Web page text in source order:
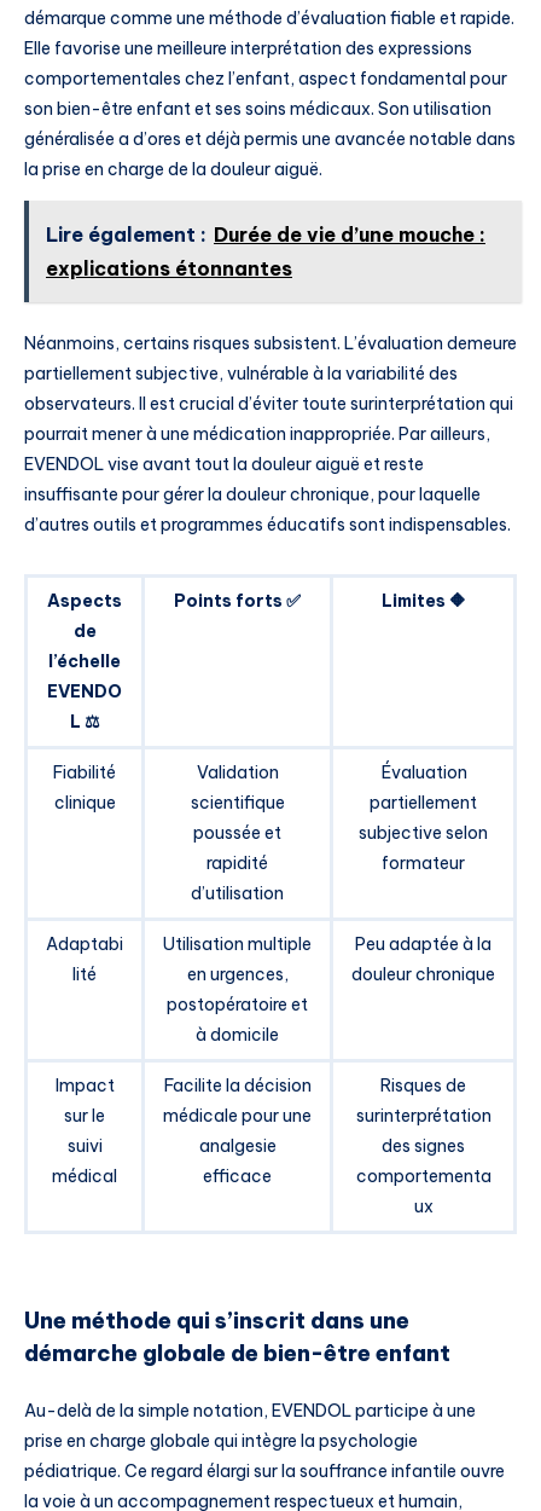
démarque comme une méthode d’évaluation fiable et rapide.
Elle favorise une meilleure interprétation des expressions
comportementales chez l’enfant, aspect fondamental pour
son bien-être enfant et ses soins médicaux. Son utilisation
généralisée a d’ores et déjà permis une avancée notable dans
la prise en charge de la douleur aiguë.
Lire également : Durée de vie d’une mouche :
explications étonnantes
Néanmoins, certains risques subsistent. L’évaluation demeure
partiellement subjective, vulnérable à la variabilité des
observateurs. Il est crucial d’éviter toute surinterprétation qui
pourrait mener à une médication inappropriée. Par ailleurs,
EVENDOL vise avant tout la douleur aiguë et reste
insuffisante pour gérer la douleur chronique, pour laquelle
d’autres outils et programmes éducatifs sont indispensables.
Aspects
de
l’échelle
EVENDO
L ⚖️
Points forts ✅ Limites 🔶
Fiabilité
clinique
Validation
scientifique
poussée et
rapidité
d’utilisation
Évaluation
partiellement
subjective selon
formateur
Adaptabi
lité
Utilisation multiple
en urgences,
postopératoire et
à domicile
Peu adaptée à la
douleur chronique
Impact
sur le
suivi
médical
Facilite la décision
médicale pour une
analgesie
efficace
Risques de
surinterprétation
des signes
comportementa
ux
Une méthode qui s’inscrit dans une
démarche globale de bien-être enfant
Au-delà de la simple notation, EVENDOL participe à une
prise en charge globale qui intègre la psychologie
pédiatrique. Ce regard élargi sur la souffrance infantile ouvre
la voie à un accompagnement respectueux et humain,